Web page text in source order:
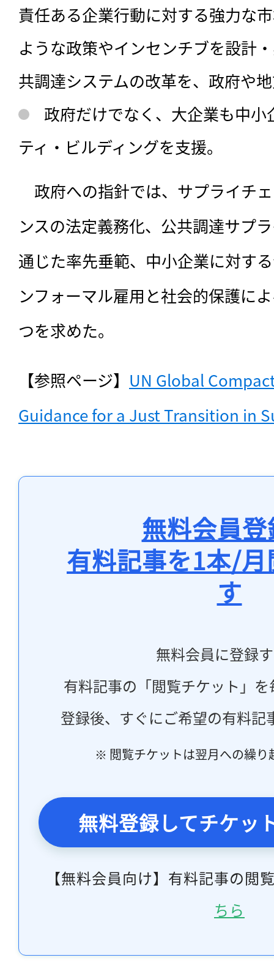
責任ある企業行動に対する強力な
ような政策やインセンチブを設計
共調達システムの改革を、政府や
政府だけでなく、大企業も中
ティ・ビルディングを支援。
政府への指針では、サプライチ
ンスの法定義務化、公共調達サプ
通じた率先垂範、中小企業に対す
ンフォーマル雇用と社会的保護に
つを求めた。
【参照ページ】 UN Global
Guidance for a Just Transition in
無料会員
有料記事を1本/
す
無料会員に登録
有料記事の「閲覧チケット」
登録後、すぐにご希望の有料記
※ 閲覧チケットは翌月への繰り
無料登録してチケッ
【無料会員向け】有料記事の閲
ちら